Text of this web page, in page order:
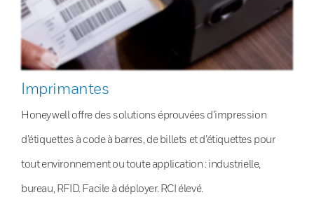
Imprimantes
Honeywell offre des solutions éprouvées d’impression
d’étiquettes à code à barres, de billets et d’étiquettes pour
tout environnement ou toute application : industrielle,
bureau, RFID. Facile à déployer. RCI élevé.